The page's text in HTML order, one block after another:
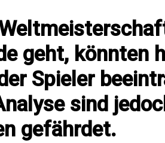
geht, könnten
Spieler
sind
gefährdet.